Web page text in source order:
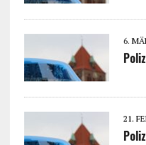
6.
21.